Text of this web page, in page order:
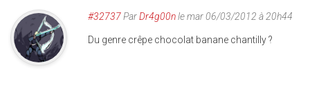
#32737ParDr4g00nle mar 06/03/2012 à 20h44
Du genre crêpe chocolat banane chantilly ?